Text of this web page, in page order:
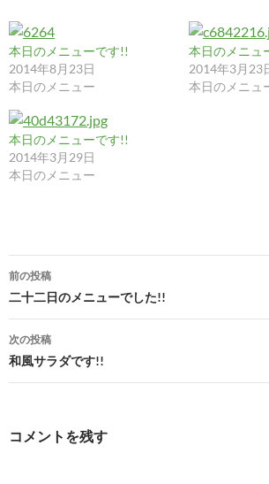
本日のメニューです!!
2014年8月23日
本日のメニュー
本日のメニュ
2014年3月23
本日のメニュ
本日のメニューです!!
2014年3月29日
本日のメニュー
投
稿
ナ
ビ
ゲ
前の投稿
二十二日のメニューでした!!
次の投稿
和風サラダです!!
コメントを残す